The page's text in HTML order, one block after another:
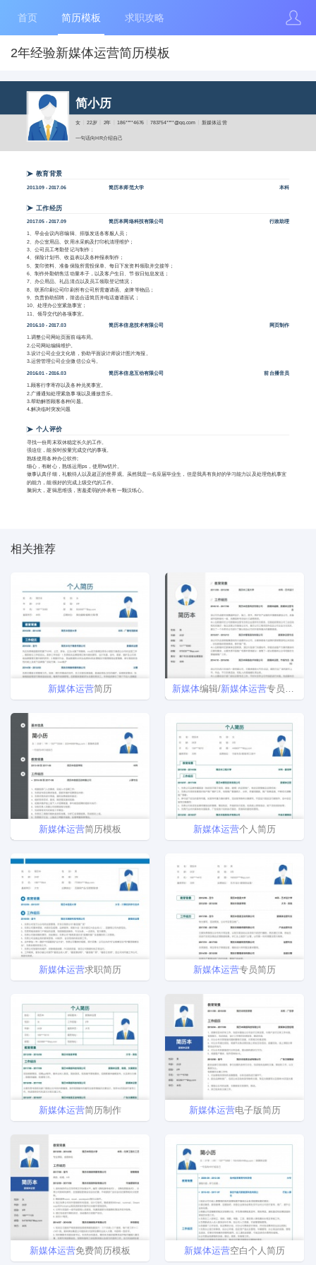
首页 简历模板 求职攻略
2年经验新媒体运营简历模板
简小历
女 22岁 2年 186****4676 783754****@qq.com 新媒体运营
一句话向HR介绍自己
教育背景
2013.09 - 2017.06 简历本师范大学 本科
工作经历
2017.05 - 2017.09 简历本网络科技有限公司 行政助理
1、早会会议内容编辑、排版发送各客服人员；
2、办公室用品、饮用水采购及打印机清理维护；
3、公司员工考勤登记与制作；
4、保险计划书、收益表以及各种报表制作；
5、复印资料、准备保险所需投保单、每日下发资料领取并交接等；
6、制作外勤销售活动量本子，以及客户生日、节假日短息发送；
7、办公用品、礼品清点以及员工领取登记情况；
8、联系印刷公司印刷所有公司所需邀请函、桌牌等物品；
9、负责协助招聘，筛选合适简历并电话邀请面试；
10、处理办公室紧急事宜；
11、领导交代的各项事宜。
2016.10 - 2017.03 简历本信息技术有限公司 网页制作
1.调整公司网站页面前端布局。
2.公司网站编辑维护。
3.设计公司企业文化墙，协助平面设计师设计图片海报。
3.运营管理公司企业微信公众号。
2016.01 - 2016.03 简历本信息互动有限公司 前台播音员
1.顾客行李寄存以及各种兑奖事宜。
2.广播通知处理紧急事项以及播放音乐。
3.帮助解答顾客各种问题。
4.解决临时突发问题
个人评价
寻找一份周末双休稳定长久的工作。
强迫症，能按时按量完成交代的事项。
熟练使用各种办公软件;
细心，有耐心，熟练运用ps，使用fw切片。
做事认真仔细，礼貌待人以及超正的世界观。虽然我是一名应届毕业生，但是我具有良好的学习能力以及处理危机事宜
的能力，能很好的完成上级交代的工作。
脑洞大，逻辑思维强，害羞柔弱的外表有一颗汉纸心。
相关推荐
新媒体运营简历 新媒体编辑/新媒体运营专员简历模板
新媒体运营简历模板 新媒体运营个人简历
新媒体运营求职简历 新媒体运营专员简历
新媒体运营简历制作 新媒体运营电子版简历
新媒体运营免费简历模板 新媒体运营空白个人简历